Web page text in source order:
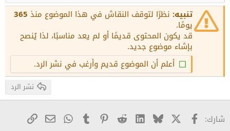
15
18
22
26
Georgia
Times New Roman
Trebuchet MS
Verdana
Justify text
عنوان 3 تنبيه: نظرًا لتوقف النقاش في هذا الموضوع منذ 365
يومًا.
قد يكون المحتوى قديمًا أو لم يعد مناسبًا، لذا يُنصح
بإشاء موضوع جديد.
أعلم أن الموضوع قديم وأرغب في نشر الرد.
نشر الرد
شارك: Facebook
X
Bluesky
LinkedIn
Reddit
Pinterest
Tumblr
WhatsApp
البريدرابط